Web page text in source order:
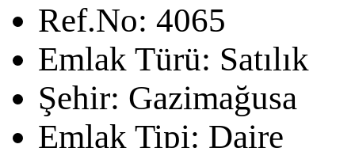
Ref.No: 4065
Emlak Türü: Satılık
Şehir: Gazimağusa
Emlak Tipi: Daire